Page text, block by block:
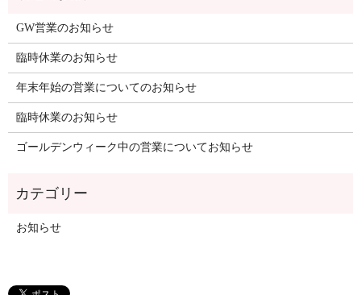
GW営業のお知らせ
臨時休業のお知らせ
年末年始の営業についてのお知らせ
臨時休業のお知らせ
ゴールデンウィーク中の営業についてお知らせ
お知らせ